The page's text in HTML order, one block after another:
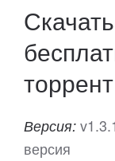
Версия:
версия